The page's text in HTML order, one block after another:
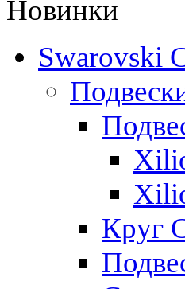
Новинки
Swarovski
Круг